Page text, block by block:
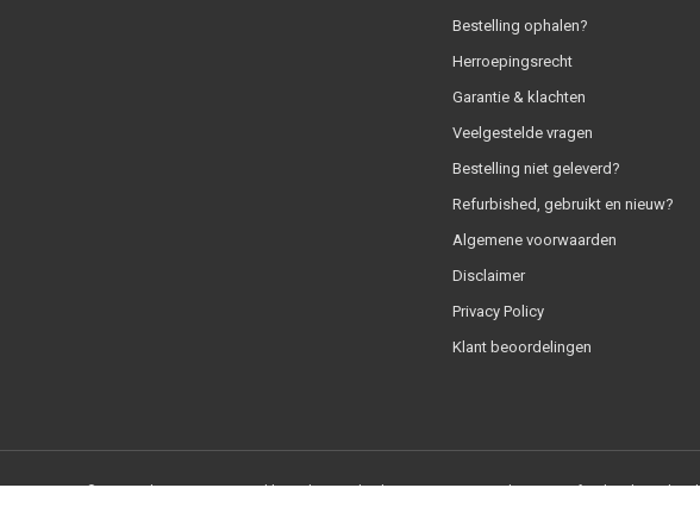
Bestelling ophalen?
Herroepingsrecht
Garantie & klachten
Veelgestelde vragen
Bestelling niet geleverd?
Refurbished, gebruikt en nieuw?
Algemene voorwaarden
Disclaimer
Privacy Policy
Klant beoordelingen
© Copyright 2026 - Powered byLightspeed- Theme ByDMWSxPlus+|RSS-feed|SaleMedia.nl